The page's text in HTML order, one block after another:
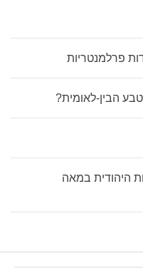
פרלמנטריות
הבין-לאומית?
היהודית במאה